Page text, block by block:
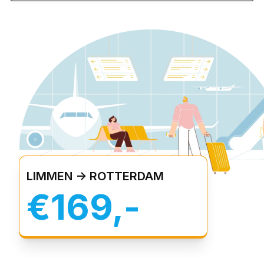
LIMMEN -> ROTTERDAM
€169,-